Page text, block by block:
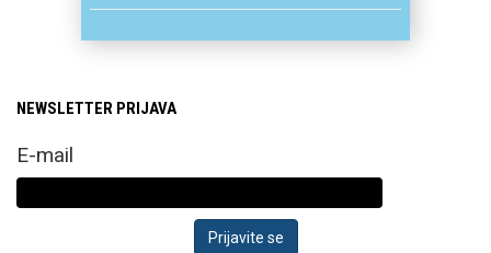
NEWSLETTER PRIJAVA
E-mail